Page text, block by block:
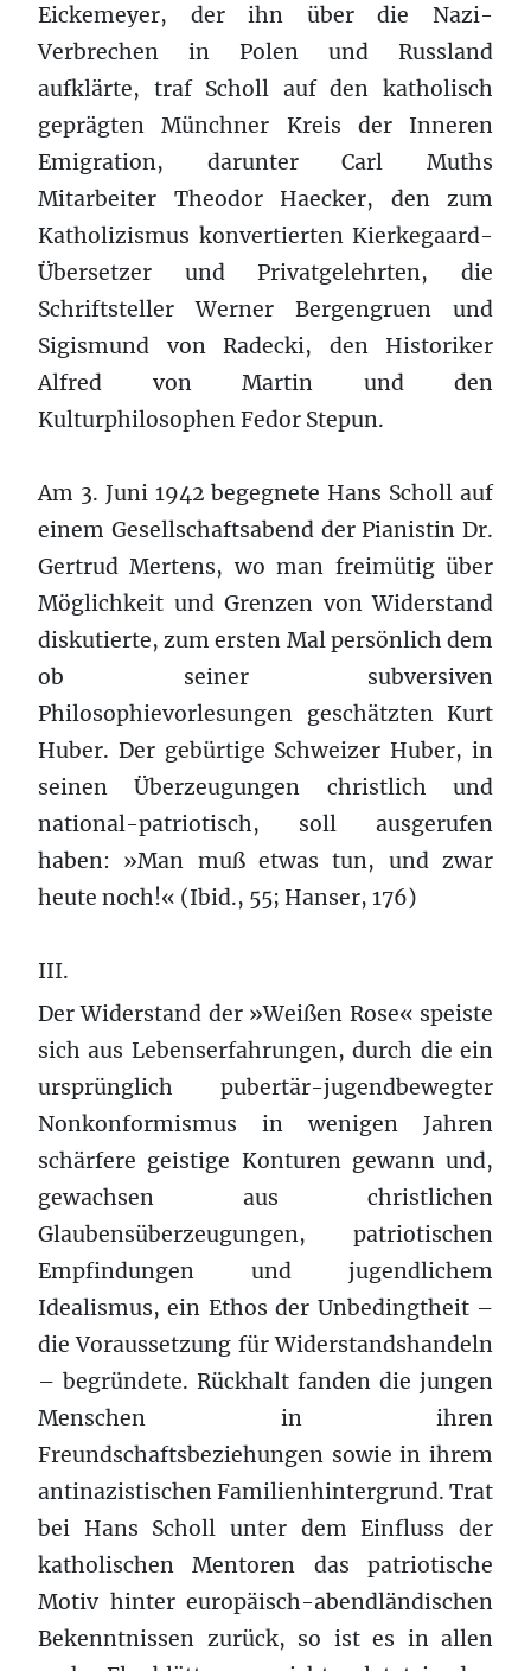
Eickemeyer, der ihn über die Nazi-
Verbrechen in Polen und Russland
aufklärte, traf Scholl auf den katholisch
geprägten Münchner Kreis der Inneren
Emigration, darunter Carl Muths
Mitarbeiter Theodor Haecker, den zum
Katholizismus konvertierten Kierkegaard-
Übersetzer und Privatgelehrten, die
Schriftsteller Werner Bergengruen und
Sigismund von Radecki, den Historiker
Alfred von Martin und den
Kulturphilosophen Fedor Stepun.
Am 3. Juni 1942 begegnete Hans Scholl auf
einem Gesellschaftsabend der Pianistin Dr.
Gertrud Mertens, wo man freimütig über
Möglichkeit und Grenzen von Widerstand
diskutierte, zum ersten Mal persönlich dem
ob seiner subversiven
Philosophievorlesungen geschätzten Kurt
Huber. Der gebürtige Schweizer Huber, in
seinen Überzeugungen christlich und
national-patriotisch, soll ausgerufen
haben: »Man muß etwas tun, und zwar
heute noch!« (Ibid., 55; Hanser, 176)
III.
Der Widerstand der »Weißen Rose« speiste
sich aus Lebenserfahrungen, durch die ein
ursprünglich pubertär-jugendbewegter
Nonkonformismus in wenigen Jahren
schärfere geistige Konturen gewann und,
gewachsen aus christlichen
Glaubensüberzeugungen, patriotischen
Empfindungen und jugendlichem
Idealismus, ein Ethos der Unbedingtheit –
die Voraussetzung für Widerstandshandeln
– begründete. Rückhalt fanden die jungen
Menschen in ihren
Freundschaftsbeziehungen sowie in ihrem
antinazistischen Familienhintergrund. Trat
bei Hans Scholl unter dem Einfluss der
katholischen Mentoren das patriotische
Motiv hinter europäisch-abendländischen
Bekenntnissen zurück, so ist es in allen